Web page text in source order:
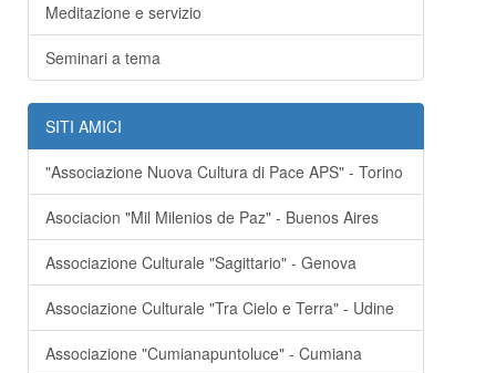
Meditazione e servizio
Seminari a tema
SITI AMICI
"Associazione Nuova Cultura di Pace APS" - Torino
Asociacion "Mil Milenios de Paz" - Buenos Aires
Associazione Culturale "Sagittario" - Genova
Associazione Culturale "Tra Cielo e Terra" - Udine
Associazione "Cumianapuntoluce" - Cumiana